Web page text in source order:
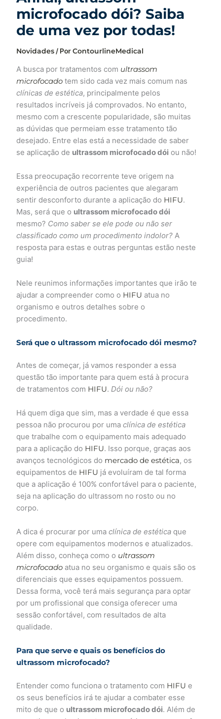
microfocado dói? Saiba
de uma vez por todas!
Novidades / PorContourlineMedical
A busca por tratamentos com ultrassom
microfocado tem sido cada vez mais comum nas
clínicas de estética, principalmente pelos
resultados incríveis já comprovados. No entanto,
mesmo com a crescente popularidade, são muitas
as dúvidas que permeiam esse tratamento tão
desejado. Entre elas está a necessidade de saber
se aplicação de ultrassom microfocado dói ou não!
Essa preocupação recorrente teve origem na
experiência de outros pacientes que alegaram
sentir desconforto durante a aplicação do HIFU.
Mas, será que o ultrassom microfocado dói
mesmo? Como saber se ele pode ou não ser
classificado como um procedimento indolor? A
resposta para estas e outras perguntas estão neste
guia!
Nele reunimos informações importantes que irão te
ajudar a compreender como o HIFU atua no
organismo e outros detalhes sobre o
procedimento.
Será que o ultrassom microfocado dói mesmo?
Antes de começar, já vamos responder a essa
questão tão importante para quem está à procura
de tratamentos com HIFU.Dói ou não?
Há quem diga que sim, mas a verdade é que essa
pessoa não procurou por umaclínica de estética
que trabalhe com o equipamento mais adequado
para a aplicação do HIFU. Isso porque, graças aos
avanços tecnológicos do mercado de estética, os
equipamentos de HIFU já evoluíram de tal forma
que a aplicação é 100% confortável para o paciente,
seja na aplicação do ultrassom no rosto ou no
corpo.
A dica é procurar por umaclínica de estética que
opere com equipamentos modernos e atualizados.
Além disso, conheça como o ultrassom
microfocado atua no seu organismo e quais são os
diferenciais que esses equipamentos possuem.
Dessa forma, você terá mais segurança para optar
por um profissional que consiga oferecer uma
sessão confortável, com resultados de alta
qualidade.
Para que serve e quais os benefícios do
ultrassom microfocado?
Entender como funciona o tratamento com HIFU e
os seus benefícios irá te ajudar a combater esse
mito de que o ultrassom microfocado dói. Além de